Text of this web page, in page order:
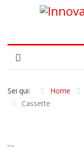
Sei qui: Home
Cassette